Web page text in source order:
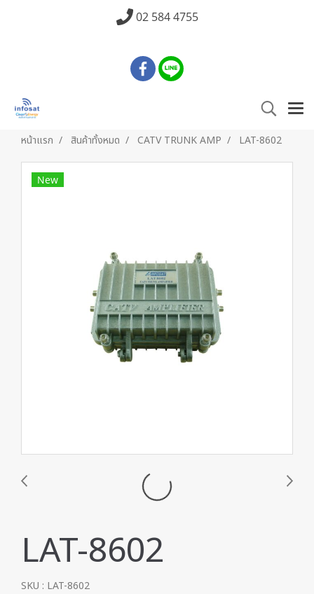
02 584 4755
หน้าแรก สินค้าทั้งหมด CATV TRUNK AMP LAT-8602
New
LAT-8602
SKU : LAT-8602